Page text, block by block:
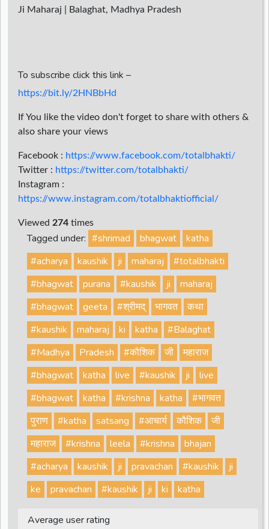
Ji Maharaj | Balaghat, Madhya Pradesh
To subscribe click this link –
https://bit.ly/2HNBbHd
If You like the video don't forget to share with others &
also share your views
Facebook : https://www.facebook.com/totalbhakti/
Twitter : https://twitter.com/totalbhakti/
Instagram :
https://www.instagram.com/totalbhaktiofficial/
Viewed 274 times
Tagged under: #shrimad bhagwat
katha
#acharya
kaushik ji maharaj
#totalbhakti
#bhagwat
purana #kaushik ji
maharaj
#bhagwat
geeta #श्रीमद् भागवत
कथा
#kaushik
maharaj ki katha
#Balaghat
#Madhya
Pradesh #कौशिक जी
महाराज
#bhagwat
katha live #kaushik ji
live
#bhagwat
katha #krishna katha
#भागवत
पुराण
#katha satsang #आचार्य कौशिक
जी
महाराज
#krishna leela #krishna
bhajan
#acharya
kaushik ji pravachan #kaushik
ji
ke
pravachan #kaushik ji ki katha
Average user rating